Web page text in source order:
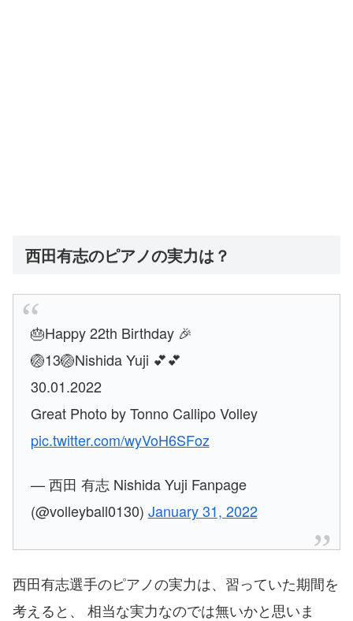
西田有志のピアノの実力は？
🎂Happy 22th Birthday 🎉
🏐13🏐Nishida Yuji 💕💕
30.01.2022
Great Photo by Tonno Callipo Volley
pic.twitter.com/wyVoH6SFoz
— 西田 有志 Nishida Yuji Fanpage
(@volleyball0130) January 31, 2022
西田有志選手のピアノの実力は、習っていた期間を
考えると、 相当な実力なのでは無いかと思いま